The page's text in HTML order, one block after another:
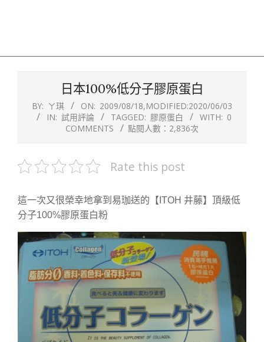
日本100%低分子膠原蛋白
BY: ㄚ琪 ON: 2009/08/18,MODIFIED:2020/06/03
IN: 試用評論 TAGGED: 膠原蛋白 WITH: 0
COMMENTS
點閱人數：2,836次
Rate this post
這一次又很榮幸地拿到易珈送的【ITOH 井藤】頂級低
分子100%膠原蛋白粉